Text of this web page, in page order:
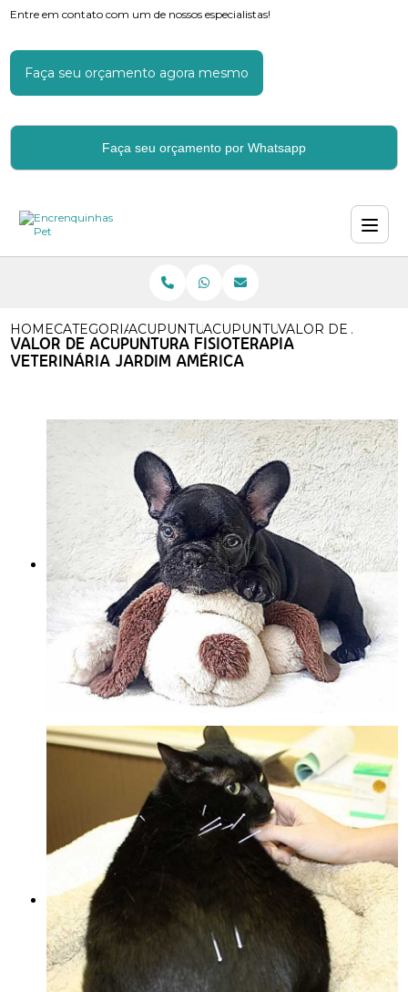
Entre em contato com um de nossos especialistas!
Faça seu orçamento agora mesmo
Faça seu orçamento por Whatsapp
HOMECATEGORIASACUPUNTURAACUPUNTURA EM CAES
VALOR DE
VALOR DE ACUPUNTURA FISIOTERAPIA
VETERINÁRIA JARDIM AMÉRICA